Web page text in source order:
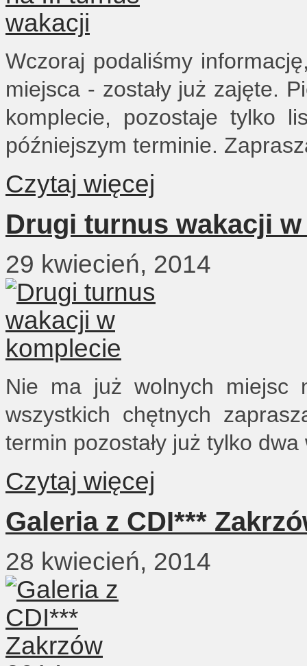
Wczoraj podaliśmy
miejsca - zostały już zajęte.
komplecie, pozostaje tylko
późniejszym terminie.
Czytaj więcej
Drugi turnus wakacji
29 kwiecień, 2014
Nie ma już wolnych miejsc
wszystkich chętnych
termin pozostały już tylko
Czytaj więcej
Galeria z CDI***
28 kwiecień, 2014